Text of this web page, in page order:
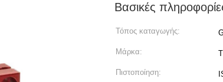
Βασικές
Τόπος καταγωγής:
Μάρκα:
Πιστοποίηση: